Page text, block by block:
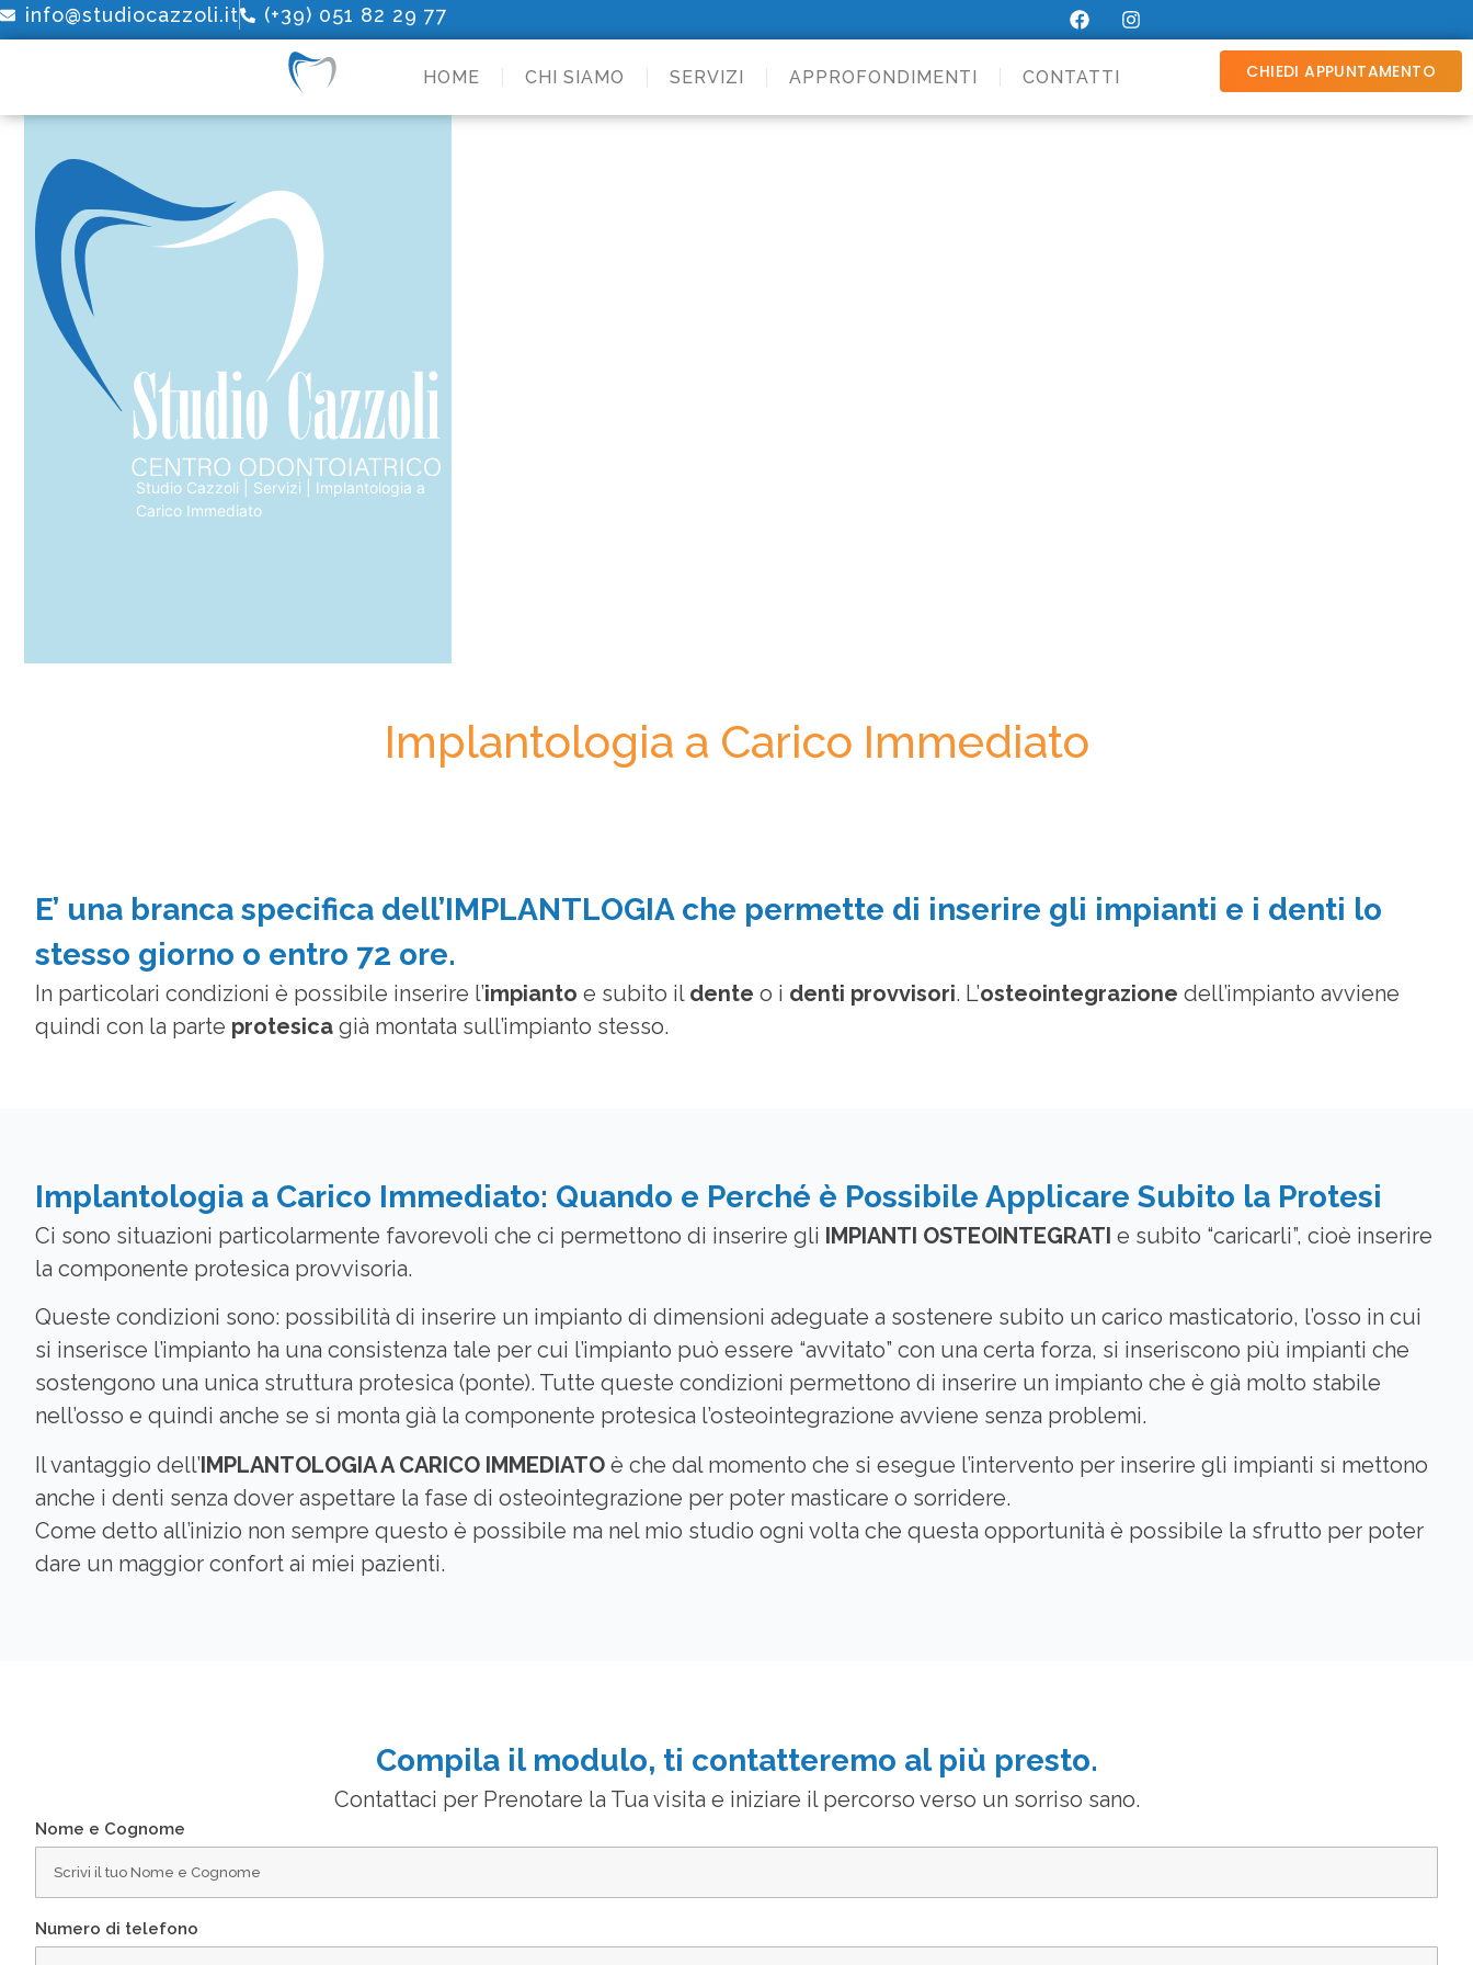
info@studiocazzoli.it (+39) 051 82 29 77
HOME CHI SIAMO SERVIZI APPROFONDIMENTI CONTATTI CHIEDI APPUNTAMENTO
Studio Cazzoli Servizi
Implantologia a
Carico Immediato
Implantologia a Carico Immediato
E’ una branca specifica dell’IMPLANTLOGIA che permette di inserire gli impianti e i denti lo
stesso giorno o entro 72 ore.
In particolari condizioni è possibile inserire l’impianto e subito il dente o i denti provvisori. L’osteointegrazione dell’impianto avviene
quindi con la parte protesica già montata sull’impianto stesso.
Implantologia a Carico Immediato: Quando e Perché è Possibile Applicare Subito la Protesi
Ci sono situazioni particolarmente favorevoli che ci permettono di inserire gli IMPIANTI OSTEOINTEGRATI e subito “caricarli”, cioè inserire
la componente protesica provvisoria.
Queste condizioni sono: possibilità di inserire un impianto di dimensioni adeguate a sostenere subito un carico masticatorio, l’osso in cui
si inserisce l’impianto ha una consistenza tale per cui l’impianto può essere “avvitato” con una certa forza, si inseriscono più impianti che
sostengono una unica struttura protesica (ponte). Tutte queste condizioni permettono di inserire un impianto che è già molto stabile
nell’osso e quindi anche se si monta già la componente protesica l’osteointegrazione avviene senza problemi.
Il vantaggio dell’IMPLANTOLOGIA A CARICO IMMEDIATO è che dal momento che si esegue l’intervento per inserire gli impianti si mettono
anche i denti senza dover aspettare la fase di osteointegrazione per poter masticare o sorridere.
Come detto all’inizio non sempre questo è possibile ma nel mio studio ogni volta che questa opportunità è possibile la sfrutto per poter
dare un maggior confort ai miei pazienti.
Compila il modulo, ti contatteremo al più presto.
Contattaci per Prenotare la Tua visita e iniziare il percorso verso un sorriso sano.
Nome e Cognome
Numero di telefono